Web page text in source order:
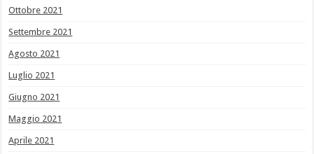
Ottobre 2021
Settembre 2021
Agosto 2021
Luglio 2021
Giugno 2021
Maggio 2021
Aprile 2021